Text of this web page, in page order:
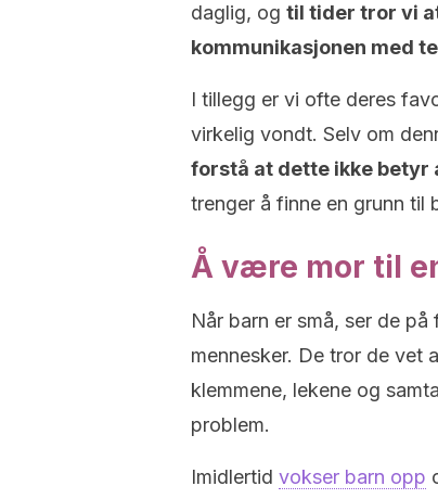
daglig, og til tider tror vi
kommunikasjonen med
I tillegg er vi ofte deres
virkelig vondt. Selv om
forstå at dette ikke betyr
trenger å finne en grunn til
Å være mor til
Når barn er små, ser de
mennesker. De tror de vet
klemmene, lekene og
problem.
Imidlertid vokser barn opp